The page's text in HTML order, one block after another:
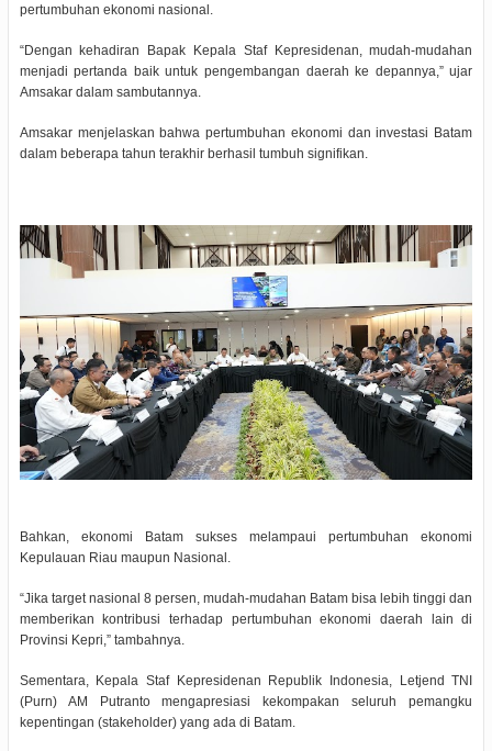
pertumbuhan ekonomi nasional.
“Dengan kehadiran Bapak Kepala Staf Kepresidenan, mudah-mudahan
menjadi pertanda baik untuk pengembangan daerah ke depannya,” ujar
Amsakar dalam sambutannya.
Amsakar menjelaskan bahwa pertumbuhan ekonomi dan investasi Batam
dalam beberapa tahun terakhir berhasil tumbuh signifikan.
Bahkan, ekonomi Batam sukses melampaui pertumbuhan ekonomi
Kepulauan Riau maupun Nasional.
“Jika target nasional 8 persen, mudah-mudahan Batam bisa lebih tinggi dan
memberikan kontribusi terhadap pertumbuhan ekonomi daerah lain di
Provinsi Kepri,” tambahnya.
Sementara, Kepala Staf Kepresidenan Republik Indonesia, Letjend TNI
(Purn) AM Putranto mengapresiasi kekompakan seluruh pemangku
kepentingan (stakeholder) yang ada di Batam.